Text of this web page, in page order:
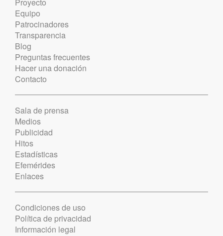
Equipo
Patrocinadores
Transparencia
Blog
Preguntas frecuentes
Hacer una donación
Contacto
Sala de prensa
Medios
Publicidad
Hitos
Estadísticas
Efemérides
Enlaces
Condiciones de uso
Política de privacidad
Información legal